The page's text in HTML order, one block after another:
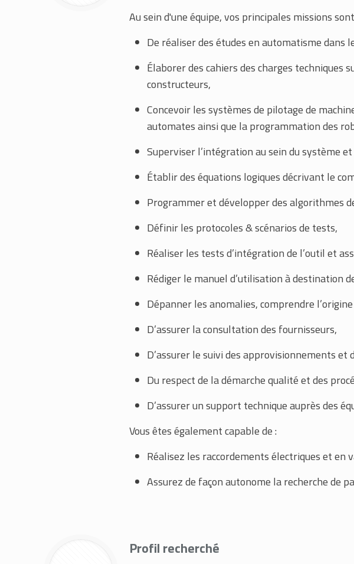
Au sein d'une équipe, vos principales missions
De réaliser des études en automatisme dans
Élaborer des cahiers des charges techniques
constructeurs,
Concevoir les systèmes de pilotage de
automates ainsi que la programmation des
Superviser l’intégration au sein du système
Établir des équations logiques décrivant le
Programmer et développer des algorithmes
Définir les protocoles & scénarios de tests,
Réaliser les tests d’intégration de l’outil et
Rédiger le manuel d’utilisation à destination
Dépanner les anomalies, comprendre
D’assurer la consultation des fournisseurs,
D’assurer le suivi des approvisionnements et
Du respect de la démarche qualité et des
D’assurer un support technique auprès des
Vous êtes également capable de :
Réalisez les raccordements électriques et en
Assurez de façon autonome la recherche de
Profil recherché